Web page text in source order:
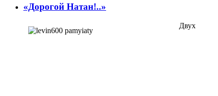
«Дорогой Натан!..»
Двух